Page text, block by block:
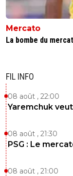
Mercato
La bombe du
FIL INFO
08 août , 22:00
Yaremchuk
08 août , 21:30
PSG : Le
08 août , 21:00